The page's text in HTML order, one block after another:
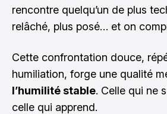
rencontre quelqu’un de plus
relâché, plus posé… et on
Cette confrontation douce,
humiliation, forge une qualité
l’humilité stable. Celle qui ne
celle qui apprend.